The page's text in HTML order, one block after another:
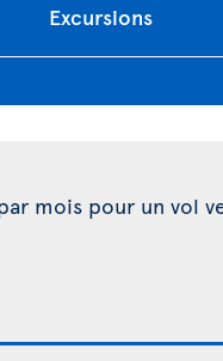
Excursions
mois pour un vol